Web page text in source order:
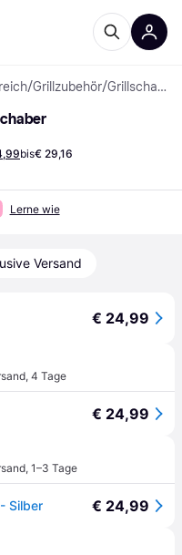
/Grillzubehör/ Grillschaber
bis€ 29,16
Lerne wie
Versand
€ 24,99
, 4 Tage
€ 24,99
, 1–3 Tage
Silber € 24,99